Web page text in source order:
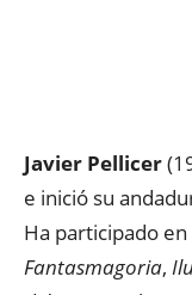
Javier Pellicer
e inició su
Ha participado
Fantasmagoria,